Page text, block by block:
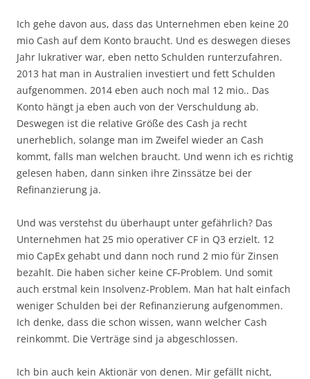
Ich gehe davon aus, dass das Unternehmen eben keine 20
mio Cash auf dem Konto braucht. Und es deswegen dieses
Jahr lukrativer war, eben netto Schulden runterzufahren.
2013 hat man in Australien investiert und fett Schulden
aufgenommen. 2014 eben auch noch mal 12 mio.. Das
Konto hängt ja eben auch von der Verschuldung ab.
Deswegen ist die relative Größe des Cash ja recht
unerheblich, solange man im Zweifel wieder an Cash
kommt, falls man welchen braucht. Und wenn ich es richtig
gelesen haben, dann sinken ihre Zinssätze bei der
Refinanzierung ja.
Und was verstehst du überhaupt unter gefährlich? Das
Unternehmen hat 25 mio operativer CF in Q3 erzielt. 12
mio CapEx gehabt und dann noch rund 2 mio für Zinsen
bezahlt. Die haben sicher keine CF-Problem. Und somit
auch erstmal kein Insolvenz-Problem. Man hat halt einfach
weniger Schulden bei der Refinanzierung aufgenommen.
Ich denke, dass die schon wissen, wann welcher Cash
reinkommt. Die Verträge sind ja abgeschlossen.
Ich bin auch kein Aktionär von denen. Mir gefällt nicht,